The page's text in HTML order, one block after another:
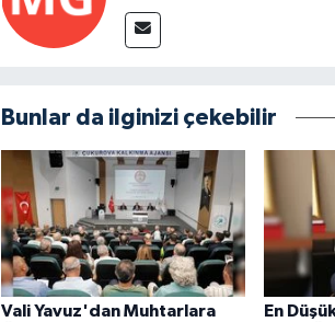
Bunlar da ilginizi çekebilir
Vali Yavuz'dan Muhtarlara
En